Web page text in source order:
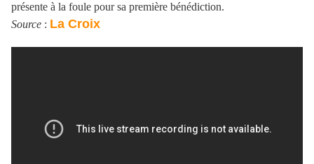
présente à la foule pour sa première bénédiction.
Source : La Croix